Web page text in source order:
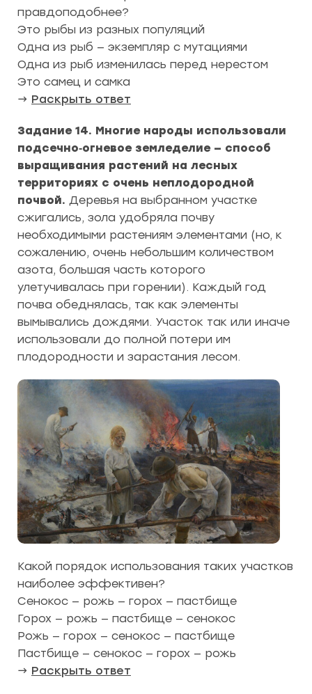
правдоподобнее?
Это рыбы из разных популяций
Одна из рыб — экземпляр с мутациями
Одна из рыб изменилась перед нерестом
Это самец и самка
→ Раскрыть ответ
Задание 14. Многие народы использовали
подсечно‑огневое земледелие — способ
выращивания растений на лесных
территориях с очень неплодородной
почвой. Деревья на выбранном участке
сжигались, зола удобряла почву
необходимыми растениям элементами (но, к
сожалению, очень небольшим количеством
азота, большая часть которого
улетучивалась при горении). Каждый год
почва обеднялась, так как элементы
вымывались дождями. Участок так или иначе
использовали до полной потери им
плодородности и зарастания лесом.
Какой порядок использования таких участков
наиболее эффективен?
Сенокос — рожь — горох — пастбище
Горох — рожь — пастбище — сенокос
Рожь — горох — сенокос — пастбище
Пастбище — сенокос — горох — рожь
→ Раскрыть ответ